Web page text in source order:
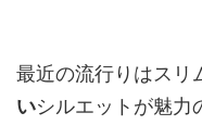
最近の流行りはスリ
いシルエットが魅力